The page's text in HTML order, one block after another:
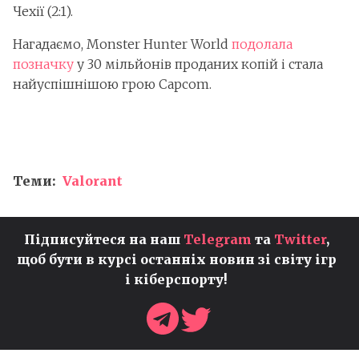
Чехії (2:1).
Нагадаємо, Monster Hunter World подолала
позначку у 30 мільйонів проданих копій і стала
найуспішнішою грою Capcom.
Теми: Valorant
Підписуйтеся на наш Telegram та Twitter,
щоб бути в курсі останніх новин зі світу ігр
і кіберспорту!